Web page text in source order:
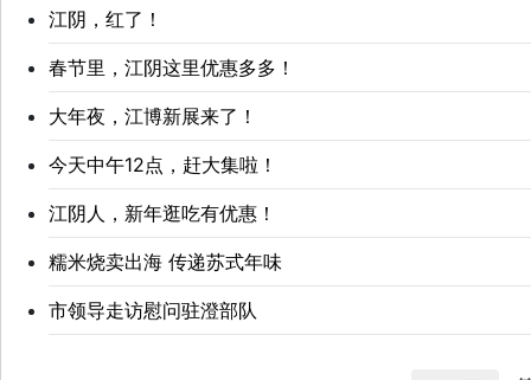
江阴，红了！
春节里，江阴这里优惠多多！
大年夜，江博新展来了！
今天中午12点，赶大集啦！
江阴人，新年逛吃有优惠！
糯米烧卖出海 传递苏式年味
市领导走访慰问驻澄部队